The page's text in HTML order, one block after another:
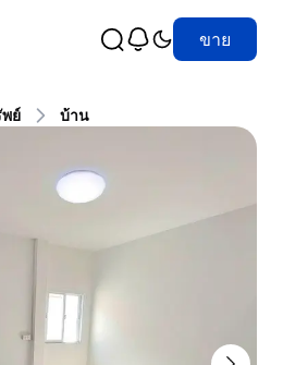
ขาย
ย์ บ้าน